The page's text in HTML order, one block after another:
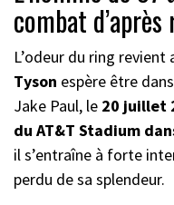
combat
L’odeur du ring
Tyson espère être
Jake Paul, le 20 juillet
du AT&T Stadium
il s’entraîne à forte
perdu de sa splendeur.